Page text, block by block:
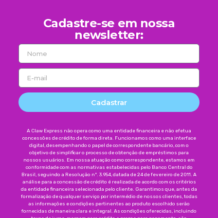
Cadastre-se em nossa
newsletter:
Cadastrar
A Claw Express não opera como uma entidade financeira e não efetua
concessões de crédito de forma direta. Funcionamos como uma interface
digital, desempenhando o papel de correspondente bancário, com o
objetivo de simplificar o processo de obtenção de empréstimos para
nossos usuários. Em nossa atuação como correspondente, estamos em
conformidade com as normativas estabelecidas pelo Banco Central do
Brasil, seguindo a Resolução nº. 3.954, datada de 24 de fevereiro de 2011. A
análise para a concessão de crédito é realizada de acordo com os critérios
da entidade financeira selecionada pelo cliente. Garantimos que, antes da
formalização de qualquer serviço por intermédio de nossos clientes, todas
as informações e condições pertinentes ao produto escolhido serão
fornecidas de maneira clara e integral. As condições oferecidas, incluindo